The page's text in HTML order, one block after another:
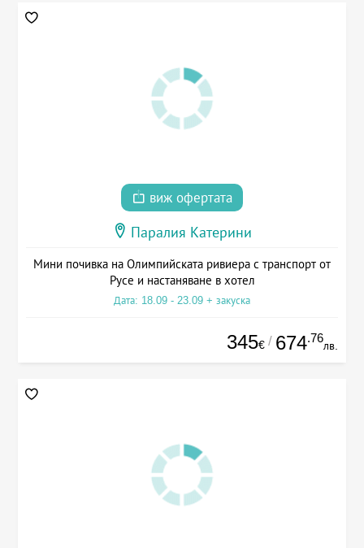
виж офертата
Паралия Катерини
Мини почивка на Олимпийската ривиера с транспорт от
Русе и настаняване в хотел
Дата: 18.09 - 23.09 + закуска
345€ / 674.76
лв.